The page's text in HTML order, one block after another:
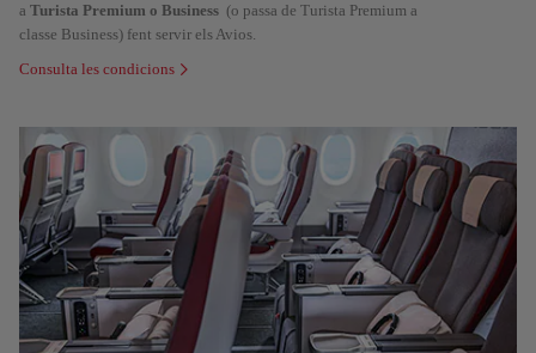
a Turista Premium o Business (o passa de Turista Premium a
classe Business) fent servir els Avios.
Consulta les condicions